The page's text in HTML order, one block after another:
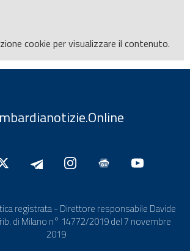
cookie per visualizzare il contenuto.
registrata - Direttore responsabile Davide
di Milano n° 14772/2019 del 7 novembre
2019